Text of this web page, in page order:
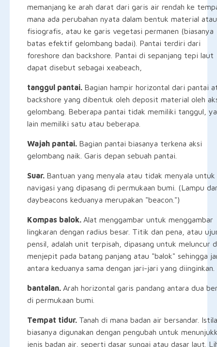
memanjang ke arah darat dari garis air rendah ke
mana ada perubahan nyata dalam bentuk material atau
fisiografis, atau ke garis vegetasi permanen (biasanya
batas efektif gelombang badai). Pantai terdiri dari
foreshore dan backshore. Pantai di sepanjang tepi laut
dapat disebut sebagai xeabeach,
tanggul pantai. Bagian hampir horizontal dari pantai
backshore yang dibentuk oleh deposit material oleh
gelombang. Beberapa pantai tidak memiliki tanggul,
lain memiliki satu atau beberapa.
Wajah pantai. Bagian pantai biasanya terkena aksi
gelombang naik. Garis depan sebuah pantai.
Suar. Bantuan yang menyala atau tidak menyala untuk
navigasi yang dipasang di permukaan bumi. (Lampu
daybeacons keduanya merupakan "beacon.")
Kompas balok. Alat menggambar untuk menggambar
lingkaran dengan radius besar. Titik dan pena, atau
pensil, adalah unit terpisah, dipasang untuk meluncur
menjepit pada batang panjang atau "balok" sehingga
antara keduanya sama dengan jari-jari yang diinginkan.
bantalan. Arah horizontal garis pandang antara dua
di permukaan bumi.
Tempat tidur. Tanah di mana badan air bersandar.
biasanya digunakan dengan pengubah untuk
jenis badan air, seperti dasar sungai atau dasar laut.